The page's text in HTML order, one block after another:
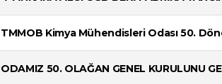
TMMOB Kimya Mühendisleri Odası 50.
ODAMIZ 50. OLAĞAN GENEL KURULUNU